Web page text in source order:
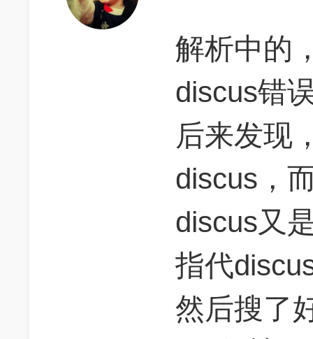
解析中的
discus错
后来发现
discus，
discus又
指代
然后搜了